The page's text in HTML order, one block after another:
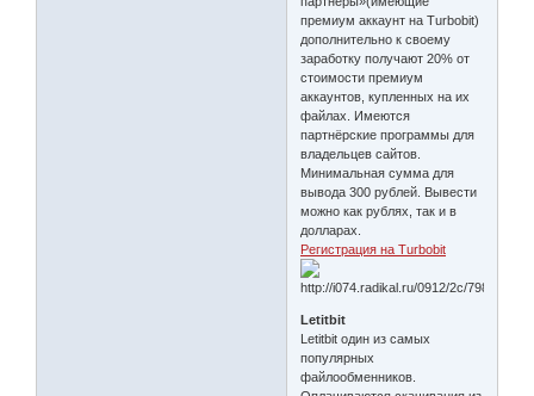
премиум аккаунт на Turbobit)
дополнительно к своему
заработку получают 20% от
стоимости премиум
аккаунтов, купленных на их
файлах. Имеются
партнёрские программы для
владельцев сайтов.
Минимальная сумма для
вывода 300 рублей. Вывести
можно как рублях, так и в
долларах.
Регистрация на Turbobit
Letitbit
Letitbit один из самых
популярных
файлообменников.